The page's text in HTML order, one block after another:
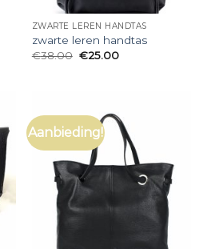
ZWARTE LEREN HANDTAS
zwarte leren handtas
€38.00 €25.00
Aanbieding!